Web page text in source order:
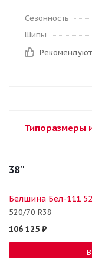
Сезонность
Шипы
Рекомендуют
Типоразмеры
38''
Белшина Бел-111
520/70 R38
106 125 ₽